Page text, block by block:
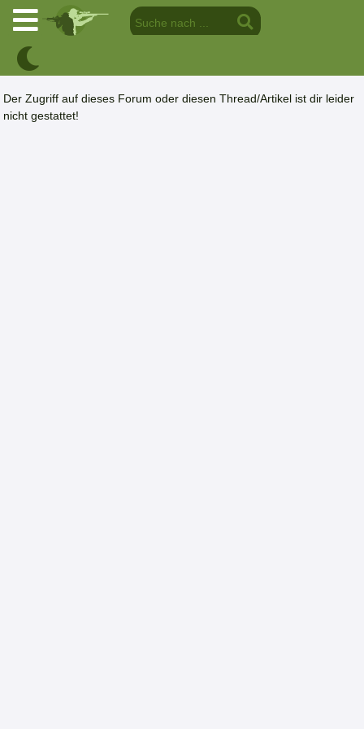
Der Zugriff auf dieses Forum oder diesen Thread/Artikel ist dir leider
nicht gestattet!